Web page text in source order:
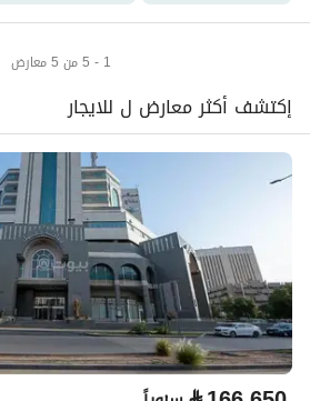
1 - 5 من 5 معارض
إكتشف أكثر معارض ل للايجار